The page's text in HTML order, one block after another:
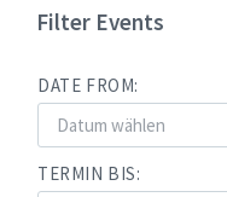
Filter Events
DATE FROM:
TERMIN BIS: